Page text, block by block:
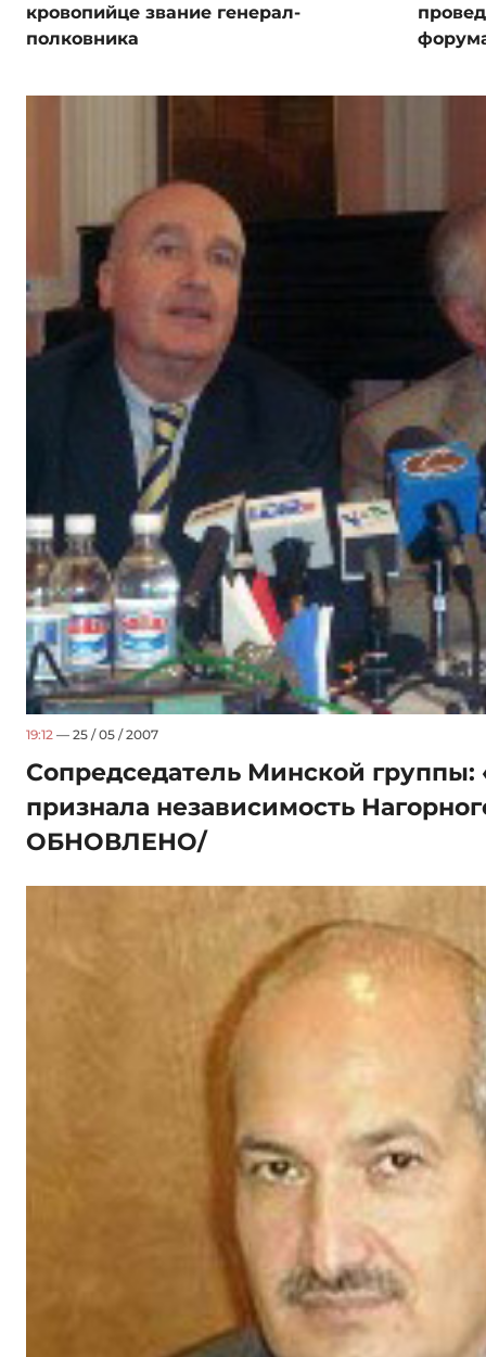
кровопийце звание генерал-
полковника
19:12 — 25 / 05 / 2007
Сопредседатель Минской
признала независимость
ОБНОВЛЕНО/